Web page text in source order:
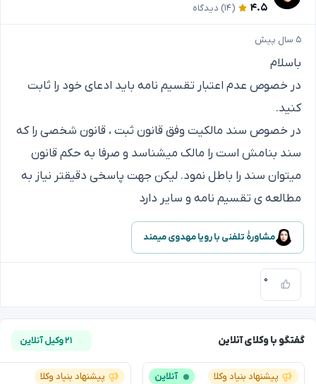
۴.۵ (۱۴) دیدگاه
۵ سال پیش
باسلام
در خصوص عدم اعتبار تقسیم نامه باید ادعای خود را ثابت
کنید.
در خصوص سند مالکیت وفق قانون ثبت ، قانون شخصی را که
سند بنامش است را مالک میشناسد و صرفا به حکم قانون
میتوان سند را باطل نمود. لیکن جهت پاسخی دقیقتر نیاز به
مطالعه ی تقسیم نامه و سایر دارد
مشاورهٔ تلفنی با رویا مهدوی میمند
۰
گفتگو با وکلای آنلاین ۲۱ وکیل آنلاین
پیشنهاد بنیاد وکلا آنلاین پیشنهاد بنیاد وکلا